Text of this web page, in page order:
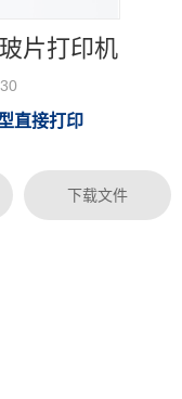
片打印机
直接打印
下载文件